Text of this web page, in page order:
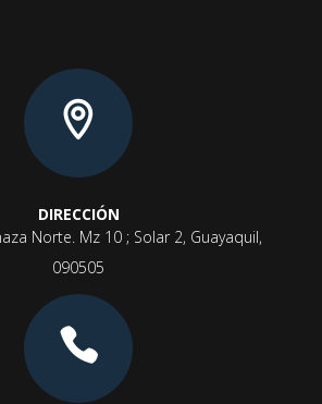
DIRECCIÓN
Norte. Mz 10 ; Solar 2, Guayaquil,
090505